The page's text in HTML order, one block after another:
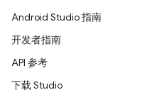
Android Studio 指南
开发者指南
API 参考
下载 Studio